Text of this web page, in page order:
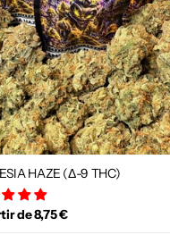
HAZE (Δ-9 THC)
de 8,75 €